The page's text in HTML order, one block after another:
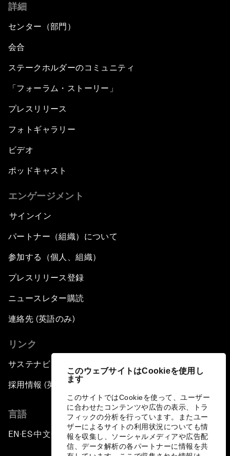
このウェブサイトはCookieを使用し
ます
このサイトではCookieを使って、ユーザー
に合わせたコンテンツや広告の表示、トラ
フィックの分析を行っています。またユー
ザーによるサイトの利用状況についても情
報を収集し、ソーシャルメディアや広告配
信、データ解析の各パートナーに情報を共
詳細
センター（部門）
会合
ステークホルダーのコミュニティ
「フォーラム・ストーリー」
プレスリリース
フォトギャラリー
ビデオ
ポッドキャスト
エンゲージメント
サインイン
パートナー（組織）について
参加する（個人、組織）
プレスリリース登録
ニュースレター購読
連絡先 (英語のみ)
リンク
サステナビリティへの取り組み
採用情報 (英語のみ)
言語
EN ▪ES▪中文▪ 日本語